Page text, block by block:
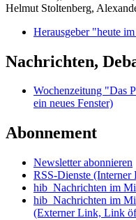
Helmut Stoltenberg,
Herausgeber "heute
Nachrichten,
Wochenzeitung "Das
ein neues Fenster)
Abonnement
Newsletter abonnieren
RSS-Dienste (Interner
hib_Nachrichten im
hib_Nachrichten im
(Externer Link, Link